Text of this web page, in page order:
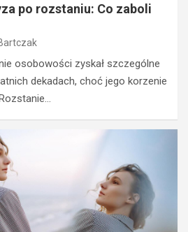
po rozstaniu: Co zaboli
osobowości zyskał szczególne
dekadach, choć jego korzenie